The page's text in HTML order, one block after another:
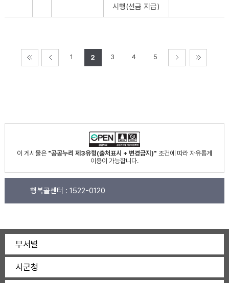
시행(선금 지급)
1 2 3 4 5
이 게시물은 "공공누리 제3유형(출처표시 + 변경금지)" 조건에 따라 자유롭게
이용이 가능합니다.
행복콜센터 : 1522-0120
부서별
시군청